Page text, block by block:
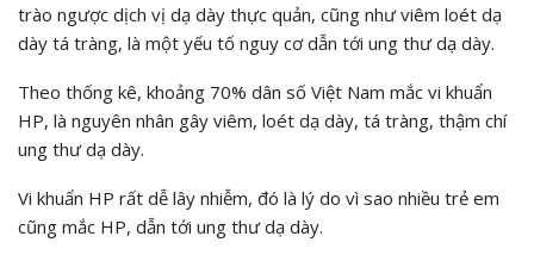
trào ngược dịch vị dạ dày thực quản, cũng như viêm loét dạ
dày tá tràng, là một yếu tố nguy cơ dẫn tới ung thư dạ dày.
Theo thống kê, khoảng 70% dân số Việt Nam mắc vi khuẩn
HP, là nguyên nhân gây viêm, loét dạ dày, tá tràng, thậm chí
ung thư dạ dày.
Vi khuẩn HP rất dễ lây nhiễm, đó là lý do vì sao nhiều trẻ em
cũng mắc HP, dẫn tới ung thư dạ dày.